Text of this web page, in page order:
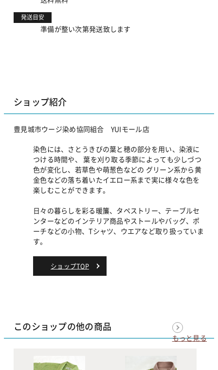
発送目安
準備が整い次第発送致します
ショップ紹介
豊見城市ウージ染め協同組合 YUIモール店
染色には、さとうきびの葉と穂の部分を用い、染液に
つける時間や、 葉を刈り取る季節によっても少しづつ
色が変化し、若草色や萌葱色などの グリーン系から黄
金色などの落ち着いたイエロー系まで実に様々な色を
楽しむことができます。
日々の暮らしを彩る暖簾、タペストリー、テーブルセ
ンターなどのインテリア商品やストールやバッグ、ポ
ーチなどの小物、Tシャツ、ウエアなど取り扱っていま
す。
ショップTOP
このショップの他の商品
もっと見る